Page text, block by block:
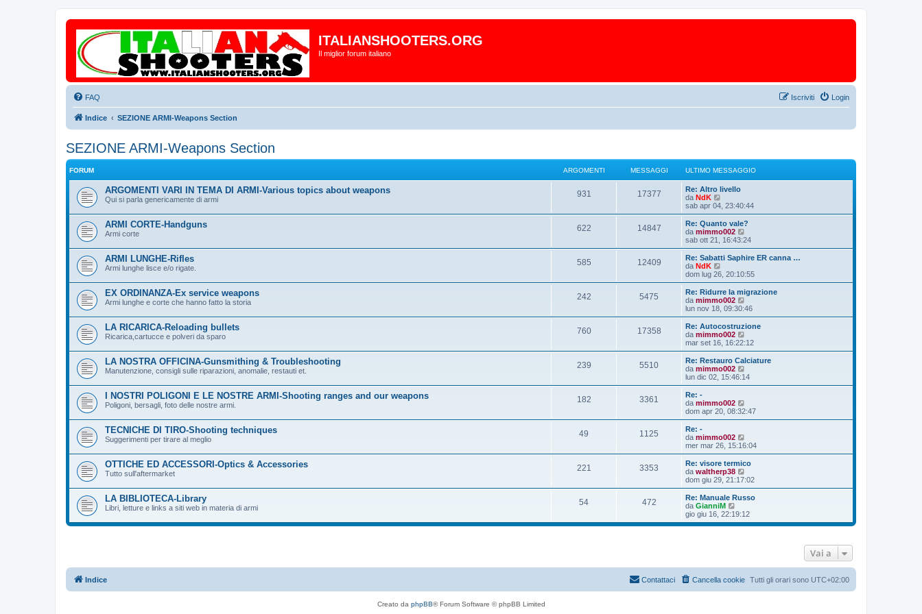
ITALIANSHOOTERS.ORG
Il miglior forum italiano
FAQ Login
Iscriviti
Indice SEZIONE ARMI-Weapons Section
SEZIONE ARMI-Weapons Section
FORUM ARGOMENTI MESSAGGI ULTIMO MESSAGGIO
ARGOMENTI VARI IN TEMA DI ARMI-Various topics about weapons
Qui si parla genericamente di armi
931 17377
Re: Altro livello
da NdK
e
d
i
u
i
m
o
m
s
s
a
g
g
i
o
sab apr 04, 23:40:44
ARMI CORTE-Handguns
Armi corte
622 14847
Re: Quanto vale?
da mimmo002
e
d
i
l
i
m
o
m
s
a
g
g
o
sab ott 21, 16:43:24
ARMI LUNGHE-Rifles
Armi lunghe lisce e/o rigate.
585 12409
Re: Sabatti Saphire ER canna …
da NdK
e
d
i
u
m
o
m
s
s
a
g
i
o
dom lug 26, 20:10:55
EX ORDINANZA-Ex service weapons
Armi lunghe e corte che hanno fatto la storia
242 5475
Re: Ridurre la migrazione
da mimmo002
e
d
i
l
i
m
o
m
a
g
o
lun nov 18, 09:30:46
LA RICARICA-Reloading bullets
Ricarica,cartucce e polveri da sparo
760 17358
Re: Autocostruzione
da mimmo002
e
d
i
l
o
m
a
g
g
o
mar set 16, 16:22:12
LA NOSTRA OFFICINA-Gunsmithing & Troubleshooting
Manutenzione, consigli sulle riparazioni, anomalie, restauti et.
239 5510
Re: Restauro Calciature
da mimmo002
e
d
l
o
m
s
a
g
g
o
lun dic 02, 15:46:14
I NOSTRI POLIGONI E LE NOSTRE ARMI-Shooting ranges and our weapons
Poligoni, bersagli, foto delle nostre armi.
182 3361
Re: -
da mimmo002
e
d
l
m
o
m
s
a
g
dom apr 20, 08:32:47
TECNICHE DI TIRO-Shooting techniques
Suggerimenti per tirare al meglio
49 1125
Re: -
da mimmo002
e
d
i
l
m
o
m
e
g
mer mar 26, 15:16:04
OTTICHE ED ACCESSORI-Optics & Accessories
Tutto sull'aftermarket
221 3353
Re: visore termico
da waltherp38
e
d
i
l
i
s
g
dom giu 29, 21:17:02
LA BIBLIOTECA-Library
Libri, letture e links a siti web in materia di armi
54 472
Re: Manuale Russo
da GianniM
e
d
o
gio giu 16, 22:19:12
Vai a
Indice Tutti gli orari sono UTC+02:00
Cancella cookie
Contattaci
Creato da phpBB® Forum Software © phpBB Limited